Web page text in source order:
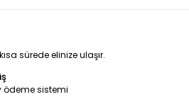
sürede elinize ulaşır.
ödeme sistemi